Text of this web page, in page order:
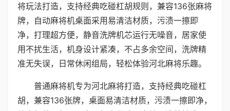
将玩法打造，支持经典吃碰杠胡规则，兼容136张麻将
牌，自动麻将机桌面采用易清洁材质，污渍一擦即
净，打理超方便，静音洗牌机芯运行无噪音，居家使
用不扰生活，机身设计紧凑，不占多余空间，洗牌精
准无失误，日常休闲组局，轻松体验河北麻将乐趣。
普通麻将机专为河北麻将打造，支持经典吃碰杠
胡，兼容136张牌，桌面易清洁材质，污渍一擦即净，